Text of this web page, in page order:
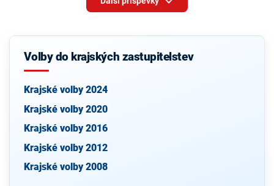
Volby do krajských zastupitelstev
Krajské volby 2024
Krajské volby 2020
Krajské volby 2016
Krajské volby 2012
Krajské volby 2008